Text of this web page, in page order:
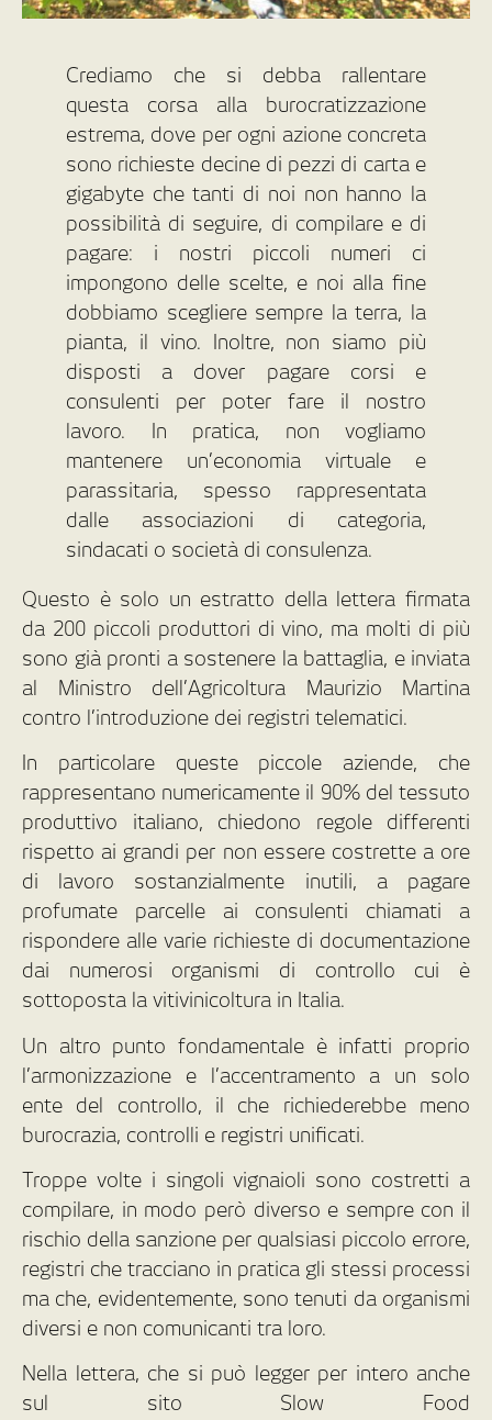
Crediamo che si debba rallentare
questa corsa alla burocratizzazione
estrema, dove per ogni azione concreta
sono richieste decine di pezzi di carta e
gigabyte che tanti di noi non hanno la
possibilità di seguire, di compilare e di
pagare: i nostri piccoli numeri ci
impongono delle scelte, e noi alla fine
dobbiamo scegliere sempre la terra, la
pianta, il vino. Inoltre, non siamo più
disposti a dover pagare corsi e
consulenti per poter fare il nostro
lavoro. In pratica, non vogliamo
mantenere un’economia virtuale e
parassitaria, spesso rappresentata
dalle associazioni di categoria,
sindacati o società di consulenza.
Questo è solo un estratto della lettera firmata
da 200 piccoli produttori di vino, ma molti di più
sono già pronti a sostenere la battaglia, e inviata
al Ministro dell’Agricoltura Maurizio Martina
contro l’introduzione dei registri telematici.
In particolare queste piccole aziende, che
rappresentano numericamente il 90% del tessuto
produttivo italiano, chiedono regole differenti
rispetto ai grandi per non essere costrette a ore
di lavoro sostanzialmente inutili, a pagare
profumate parcelle ai consulenti chiamati a
rispondere alle varie richieste di documentazione
dai numerosi organismi di controllo cui è
sottoposta la vitivinicoltura in Italia.
Un altro punto fondamentale è infatti proprio
l’armonizzazione e l’accentramento a un solo
ente del controllo, il che richiederebbe meno
burocrazia, controlli e registri unificati.
Troppe volte i singoli vignaioli sono costretti a
compilare, in modo però diverso e sempre con il
rischio della sanzione per qualsiasi piccolo errore,
registri che tracciano in pratica gli stessi processi
ma che, evidentemente, sono tenuti da organismi
diversi e non comunicanti tra loro.
Nella lettera, che si può legger per intero anche
sul sito Slow Food